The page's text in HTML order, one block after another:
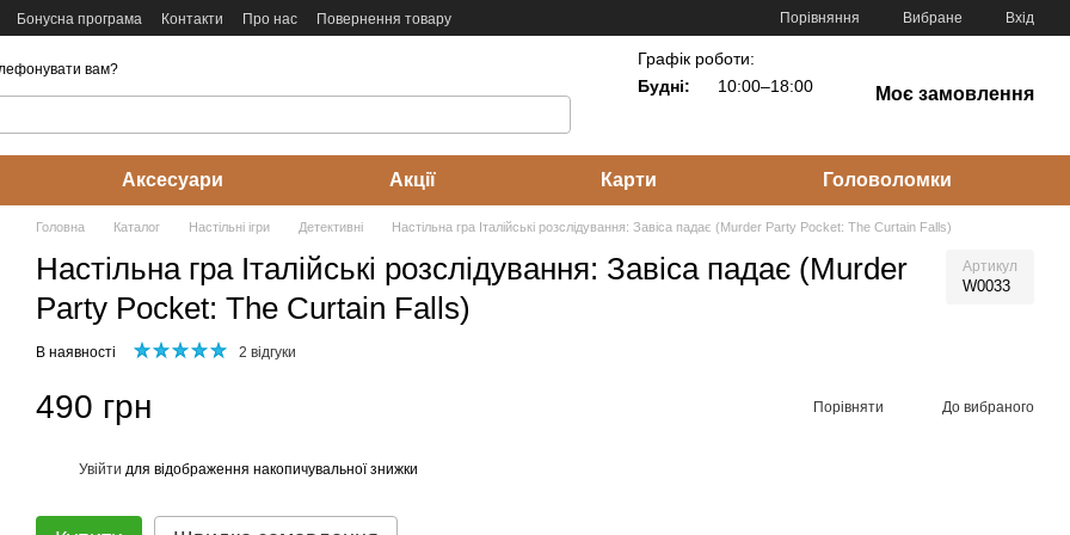
Бонусна програма Контакти Про нас
Повернення товару
Порівняння Вибране Вхід
вам?
Графік роботи:
Будні:
10:00–18:00 Моє замовлення
Аксесуари Акції Карти Головоломки
Головна Каталог Настільні ігри Детективні Настільна гра Італійські розслідування: Завіса падає (Murder Party Pocket: The Curtain Falls)
Настільна гра Італійські розслідування: Завіса падає (Murder
Party Pocket: The Curtain Falls)
Артикул
W0033
В наявності 2 відгуки
490 грн Порівняти До вибраного
Увійти для відображення накопичувальної знижки